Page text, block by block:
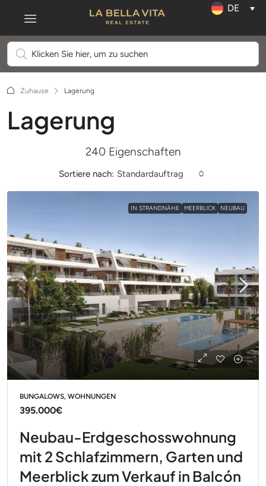
DE
Zuhause Lagerung
Lagerung
240 Eigenschaften
Sortiere nach: Standardauftrag
IN STRANDNÄHE MEERBLICK NEUBAU
BUNGALOWS, WOHNUNGEN
395.000€
Neubau-Erdgeschosswohnung
mit 2 Schlafzimmern, Garten und
Meerblick zum Verkauf in Balcón